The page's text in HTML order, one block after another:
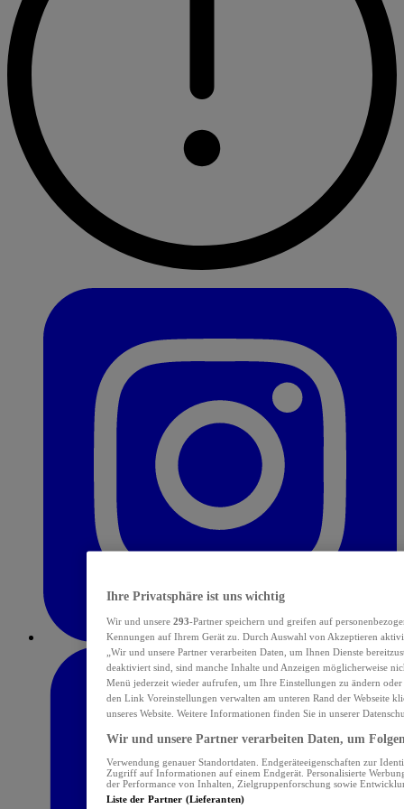
Ihre Privatsphäre ist uns wichtig
Wir und unsere 293-Partner speichern und greifen auf
Kennungen auf Ihrem Gerät zu. Durch Auswahl von Akzeptieren
„Wir und unsere Partner verarbeiten Daten, um Ihnen Dienste
deaktiviert sind, sind manche Inhalte und Anzeigen möglicherweise
Menü jederzeit wieder aufrufen, um Ihre Einstellungen zu ändern
den Link Voreinstellungen verwalten am unteren Rand der Webseite
unseres Website. Weitere Informationen finden Sie in unserer
Wir und unsere Partner verarbeiten Daten, um
Verwendung genauer Standortdaten. Endgeräteeigenschaften zur
Zugriff auf Informationen auf einem Endgerät. Personalisierte
der Performance von Inhalten, Zielgruppenforschung sowie
Liste der Partner (Lieferanten)